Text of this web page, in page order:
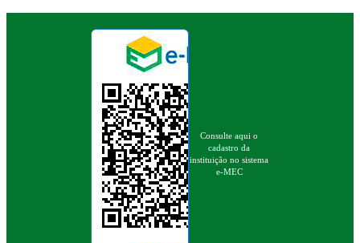
Consulte aqui o
cadastro da
instituição no sistema
e-MEC